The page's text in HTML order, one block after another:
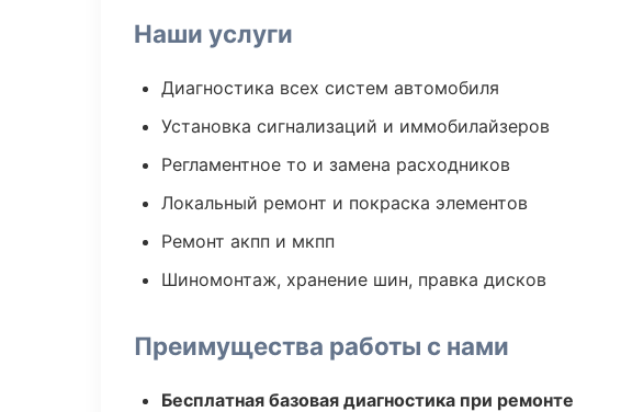
Наши услуги
Диагностика всех систем автомобиля
Установка сигнализаций и иммобилайзеров
Регламентное то и замена расходников
Локальный ремонт и покраска элементов
Ремонт акпп и мкпп
Шиномонтаж, хранение шин, правка дисков
Преимущества работы с нами
Бесплатная базовая диагностика при ремонте